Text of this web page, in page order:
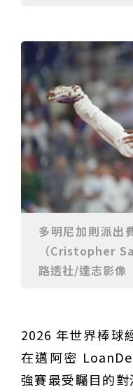
年，靠「第二大腦
國際保育盛事首移
綠營中投參選人合
域治理成焦點
夜市變廟會！山邊媽
甲 萬人爭躦轎底響
MLB》鄧愷威6局飆
「王建民建仔旋風」
鐵
臺德技職教育深層
造訪大安高工 體驗
迎端午、抗酷暑！臺
開划
課堂搬到菜市場！
尖兵用藝術「說」
20年淬鍊！貓空纜
洲」成國際打卡新地
熊鷹羽毛與保育的兩
鷹》特映會 深化原
29件神級作品齊聚
藝之家聯展震撼登場
跨越百年的生物觀測
展：讓典藏標本說
睽違七年！精品郵
攜手縣市熱情迎賓
金牌搖籃驚傳「球
中，捐贈 1800 顆
台中》15分鐘的診
跨海義診13年
多明尼加則派出
（Cristopher
路透社/達志影像
2026 年世界棒球
在邁阿密
強賽最受矚目的